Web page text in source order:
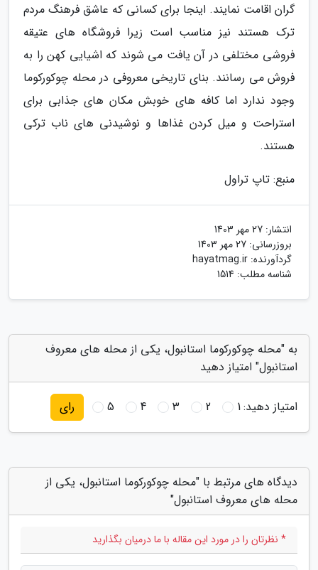
گران اقامت نمایند. اینجا برای کسانی که عاشق فرهنگ مردم
ترک هستند نیز مناسب است زیرا فروشگاه های عتیقه
فروشی مختلفی در آن یافت می شوند که اشیایی کهن را به
فروش می رسانند. بنای تاریخی معروفی در محله چوکورکوما
وجود ندارد اما کافه های خوبش مکان های جذابی برای
استراحت و میل کردن غذاها و نوشیدنی های ناب ترکی
هستند.
منبع: تاپ تراول
انتشار: 27 مهر 1403
بروزرسانی: 27 مهر 1403
گردآورنده: hayatmag.ir
شناسه مطلب: 1514
به "محله چوکورکوما استانبول، یکی از محله های معروف
استانبول" امتیاز دهید
امتیاز دهید:1
2
3
4
5 رای
دیدگاه های مرتبط با "محله چوکورکوما استانبول، یکی از
محله های معروف استانبول"
* نظرتان را در مورد این مقاله با ما درمیان بگذارید